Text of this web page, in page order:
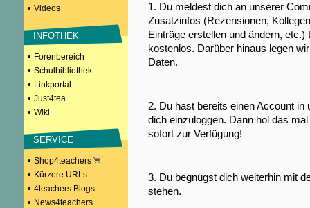
• Videos
INFOTHEK
• Forenbereich
• Schulbibliothek
• Linkportal
• Just4tea
• Wiki
SERVICE
• Shop4teachers
• Kürzere URLs
• 4teachers Blogs
• News4teachers
1. Du meldest dich an unserer
Zusatzinfos (Rezensionen,
Einträge erstellen und ändern,
kostenlos. Darüber hinaus legen
Daten.
2. Du hast bereits einen Account
dich einzuloggen. Dann hol das
sofort zur Verfügung!
3. Du begnügst dich weiterhin mit
stehen.